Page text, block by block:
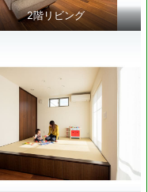
2階リビング